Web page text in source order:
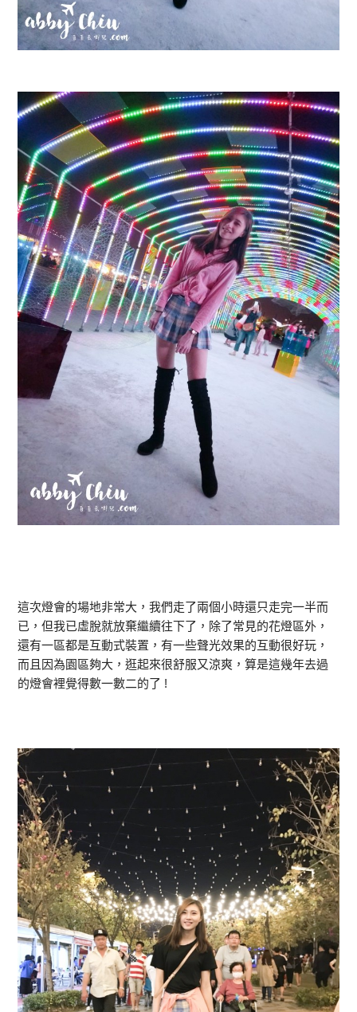
這次燈會的場地非常大，我們走了兩個小時還只走完一半而
已，但我已虛脫就放棄繼續往下了，除了常見的花燈區外，
還有一區都是互動式裝置，有一些聲光效果的互動很好玩，
而且因為園區夠大，逛起來很舒服又涼爽，算是這幾年去過
的燈會裡覺得數一數二的了 !